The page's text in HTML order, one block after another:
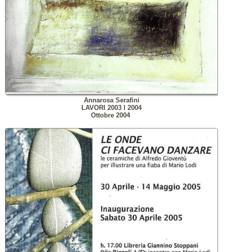
Annarosa Serafini
LAVORI 2003 l 2004
Ottobre 2004